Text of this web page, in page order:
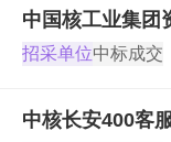
中国核工业集团
招采单位中标成交
中核长安400客